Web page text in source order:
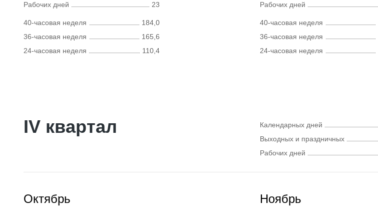
Рабочих дней
23
40-часовая неделя
184,0
36-часовая неделя
165,6
24-часовая неделя
110,4
Рабочих дней
40-часовая неделя
36-часовая неделя
24-часовая неделя
IV квартал Календарных дней
Выходных и праздничных
Рабочих дней
Октябрь Ноябрь